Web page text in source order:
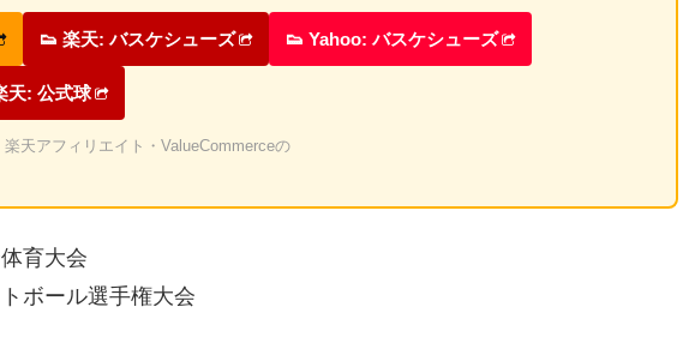
👟 楽天: バスケシューズ 👟 Yahoo: バスケシューズ
天: 公式球
天アフィリエイト・ValueCommerceの
育大会
ボール選手権大会